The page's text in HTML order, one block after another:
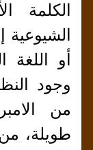
الكلمة
أو اللغة
وجود
من
طويلة،